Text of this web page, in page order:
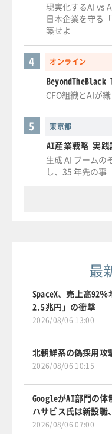
現実化するAI vs
日本企業を守る
築せよ
オンライン
4
BeyondTheBlack
CFO組織とAIが
東京都
5
AI産業戦略 実践
生成 AI ブーム
し、35 年先の事
最
SpaceX、売上高92
2.5兆円」の衝撃
2026/08/06 13:00
北朝鮮系の偽採用攻
2026/08/06 10:15
GoogleがAI部門の体
ハサビス氏は新設職
2026/08/06 07:00